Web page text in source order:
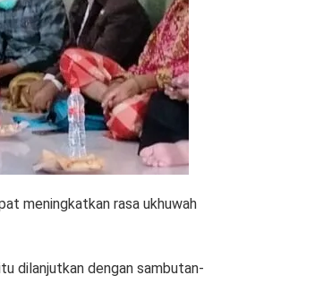
meningkatkan rasa ukhuwah
dilanjutkan dengan sambutan-